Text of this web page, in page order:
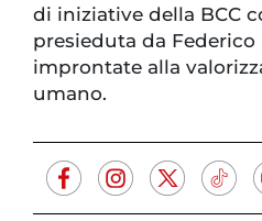
di iniziative della BCC
presieduta da Federico
improntate alla
umano.